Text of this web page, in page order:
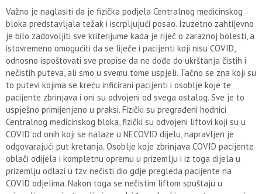
Važno je naglasiti da je fizička podjela Centralnog medicinskog
bloka predstavljala težak i iscrpljujući posao. Izuzetno zahtijevno
je bilo zadovoljiti sve kriterijume kada je riječ o zaraznoj bolesti, a
istovremeno omogućiti da se liječe i pacijenti koji nisu COVID,
odnosno ispoštovati sve propise da ne dođe do ukrštanja čistih i
nečistih puteva, ali smo u svemu tome uspjeli. Tačno se zna koji su
to putevi kojima se kreću inficirani pacijenti i osoblje koje te
pacijente zbrinjava i oni su odvojeni od svega ostalog. Sve je to
uspješno primijenjeno u praksi. Fizički su pregrađeni hodnici
Centralnog medicinskog bloka, fizički su odvojeni liftovi koji su u
COVID od onih koji se nalaze u NECOVID dijelu, napravljen je
odgovarajući put kretanja. Osoblje koje zbrinjava COVID pacijente
oblači odijela i kompletnu opremu u prizemlju i iz toga dijela u
prizemlju odlazi u tzv. nečisti dio gdje pregleda pacijente na
COVID odjelima. Nakon toga se nečistim liftom spuštaju u